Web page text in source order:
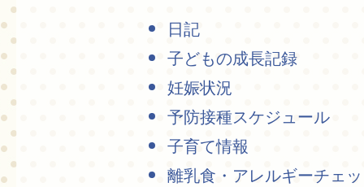
日記
子どもの成長記録
妊娠状況
予防接種スケジュール
子育て情報
離乳食・アレルギーチェ